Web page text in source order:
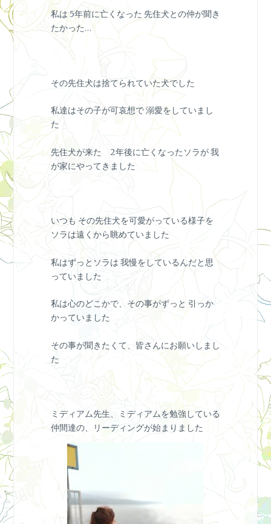
私は 5年前に亡くなった 先住犬との仲が聞き
たかった…
その先住犬は捨てられていた犬でした
私達はその子が可哀想で 溺愛をしていまし
た
先住犬が来た 2年後に亡くなったソラが 我
が家にやってきました
いつも その先住犬を可愛がっている様子を
ソラは遠くから眺めていました
私はずっとソラは 我慢をしているんだと思
っていました
私は心のどこかで、その事がずっと 引っか
かっていました
その事が聞きたくて、皆さんにお願いしまし
た
ミディアム先生、ミディアムを勉強している
仲間達の、リーディングが始まりました